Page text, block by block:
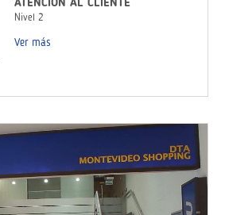
ATENCION AL CLIENTE
Nivel 2
Ver más